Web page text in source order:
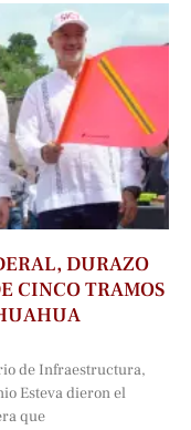
DURAZO
CINCO TRAMOS
de Infraestructura,
Esteva dieron el
que